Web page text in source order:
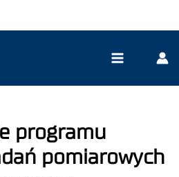
programu
pomiarowych